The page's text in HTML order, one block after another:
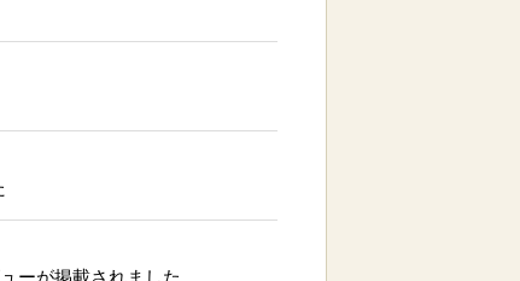
ーが掲載されました